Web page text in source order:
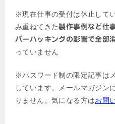
※現在仕事の受付は休止して
み重ねてきた製作事例など仕
バーハッキングの影響で全部
っていません
※パスワード制の限定記事は
しています。メールマガジン
りません。気になる方はお問